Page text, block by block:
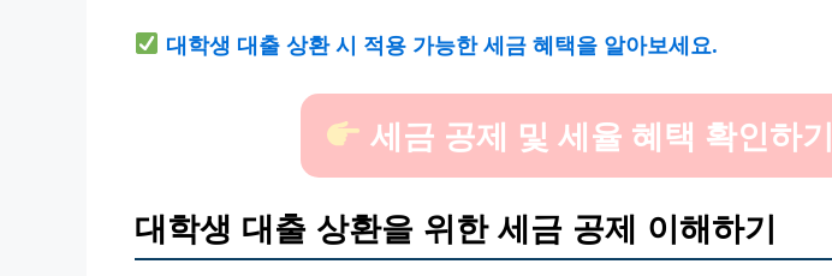
대학생 대출 상환 시 적용 가능한 세금 혜택을 알아보세요.
세금 공제 및 세율 혜택 확인하기
대학생 대출 상환을 위한 세금 공제 이해하기